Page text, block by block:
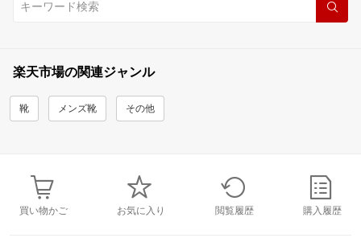
楽天市場の関連ジャンル
靴 メンズ靴 その他
買い物かご お気に入り 閲覧履歴 購入履歴